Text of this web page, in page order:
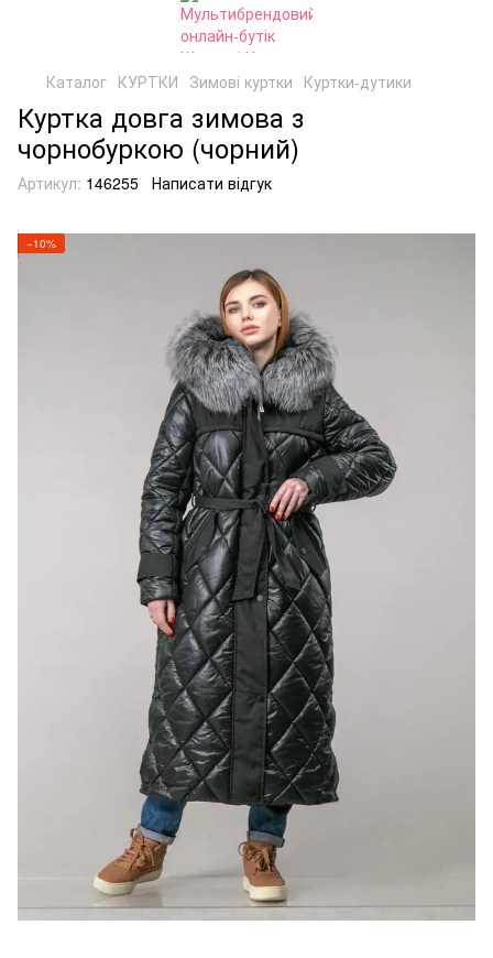
Каталог КУРТКИ Зимові куртки Куртки-дутики
Куртка довга зимова з
чорнобуркою (чорний)
Артикул: 146255 Написати відгук
−10%